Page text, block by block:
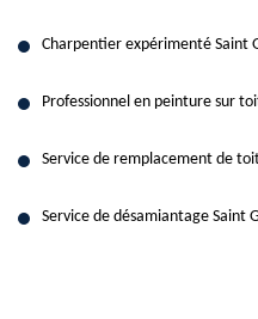
Charpentier expérimenté Saint
Professionnel en peinture sur
Service de remplacement de
Service de désamiantage Saint